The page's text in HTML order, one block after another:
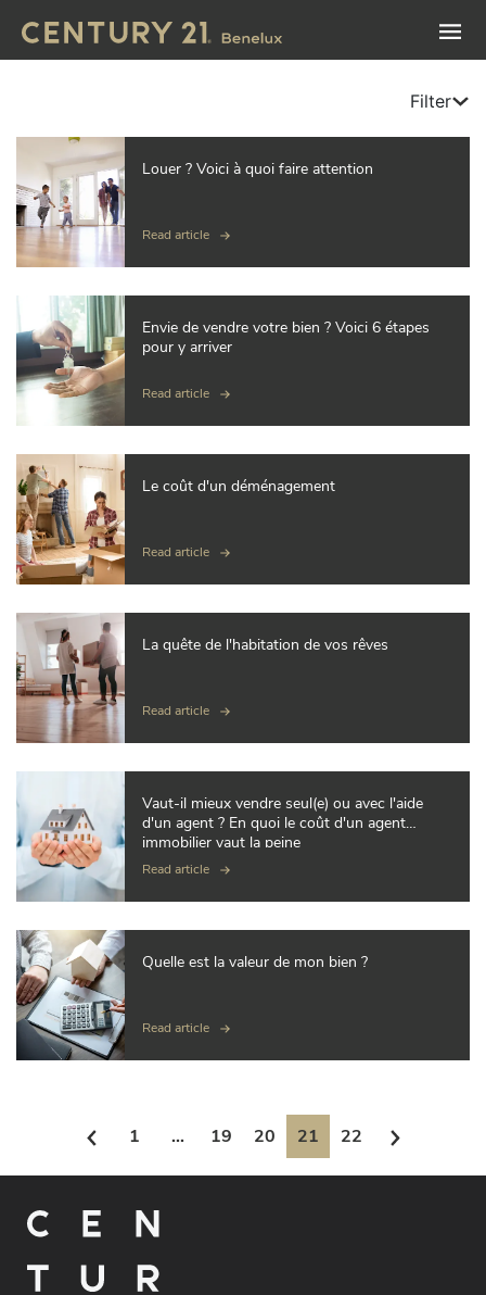
Filter
Louer ? Voici à quoi faire attention
Read article
Envie de vendre votre bien ? Voici 6 étapes
pour y arriver
Read article
Le coût d'un déménagement
Read article
La quête de l'habitation de vos rêves
Read article
Vaut-il mieux vendre seul(e) ou avec l'aide
d'un agent ? En quoi le coût d'un agent
immobilier vaut la peine
Read article
Quelle est la valeur de mon bien ?
Read article
1 ... 19 20 21 22